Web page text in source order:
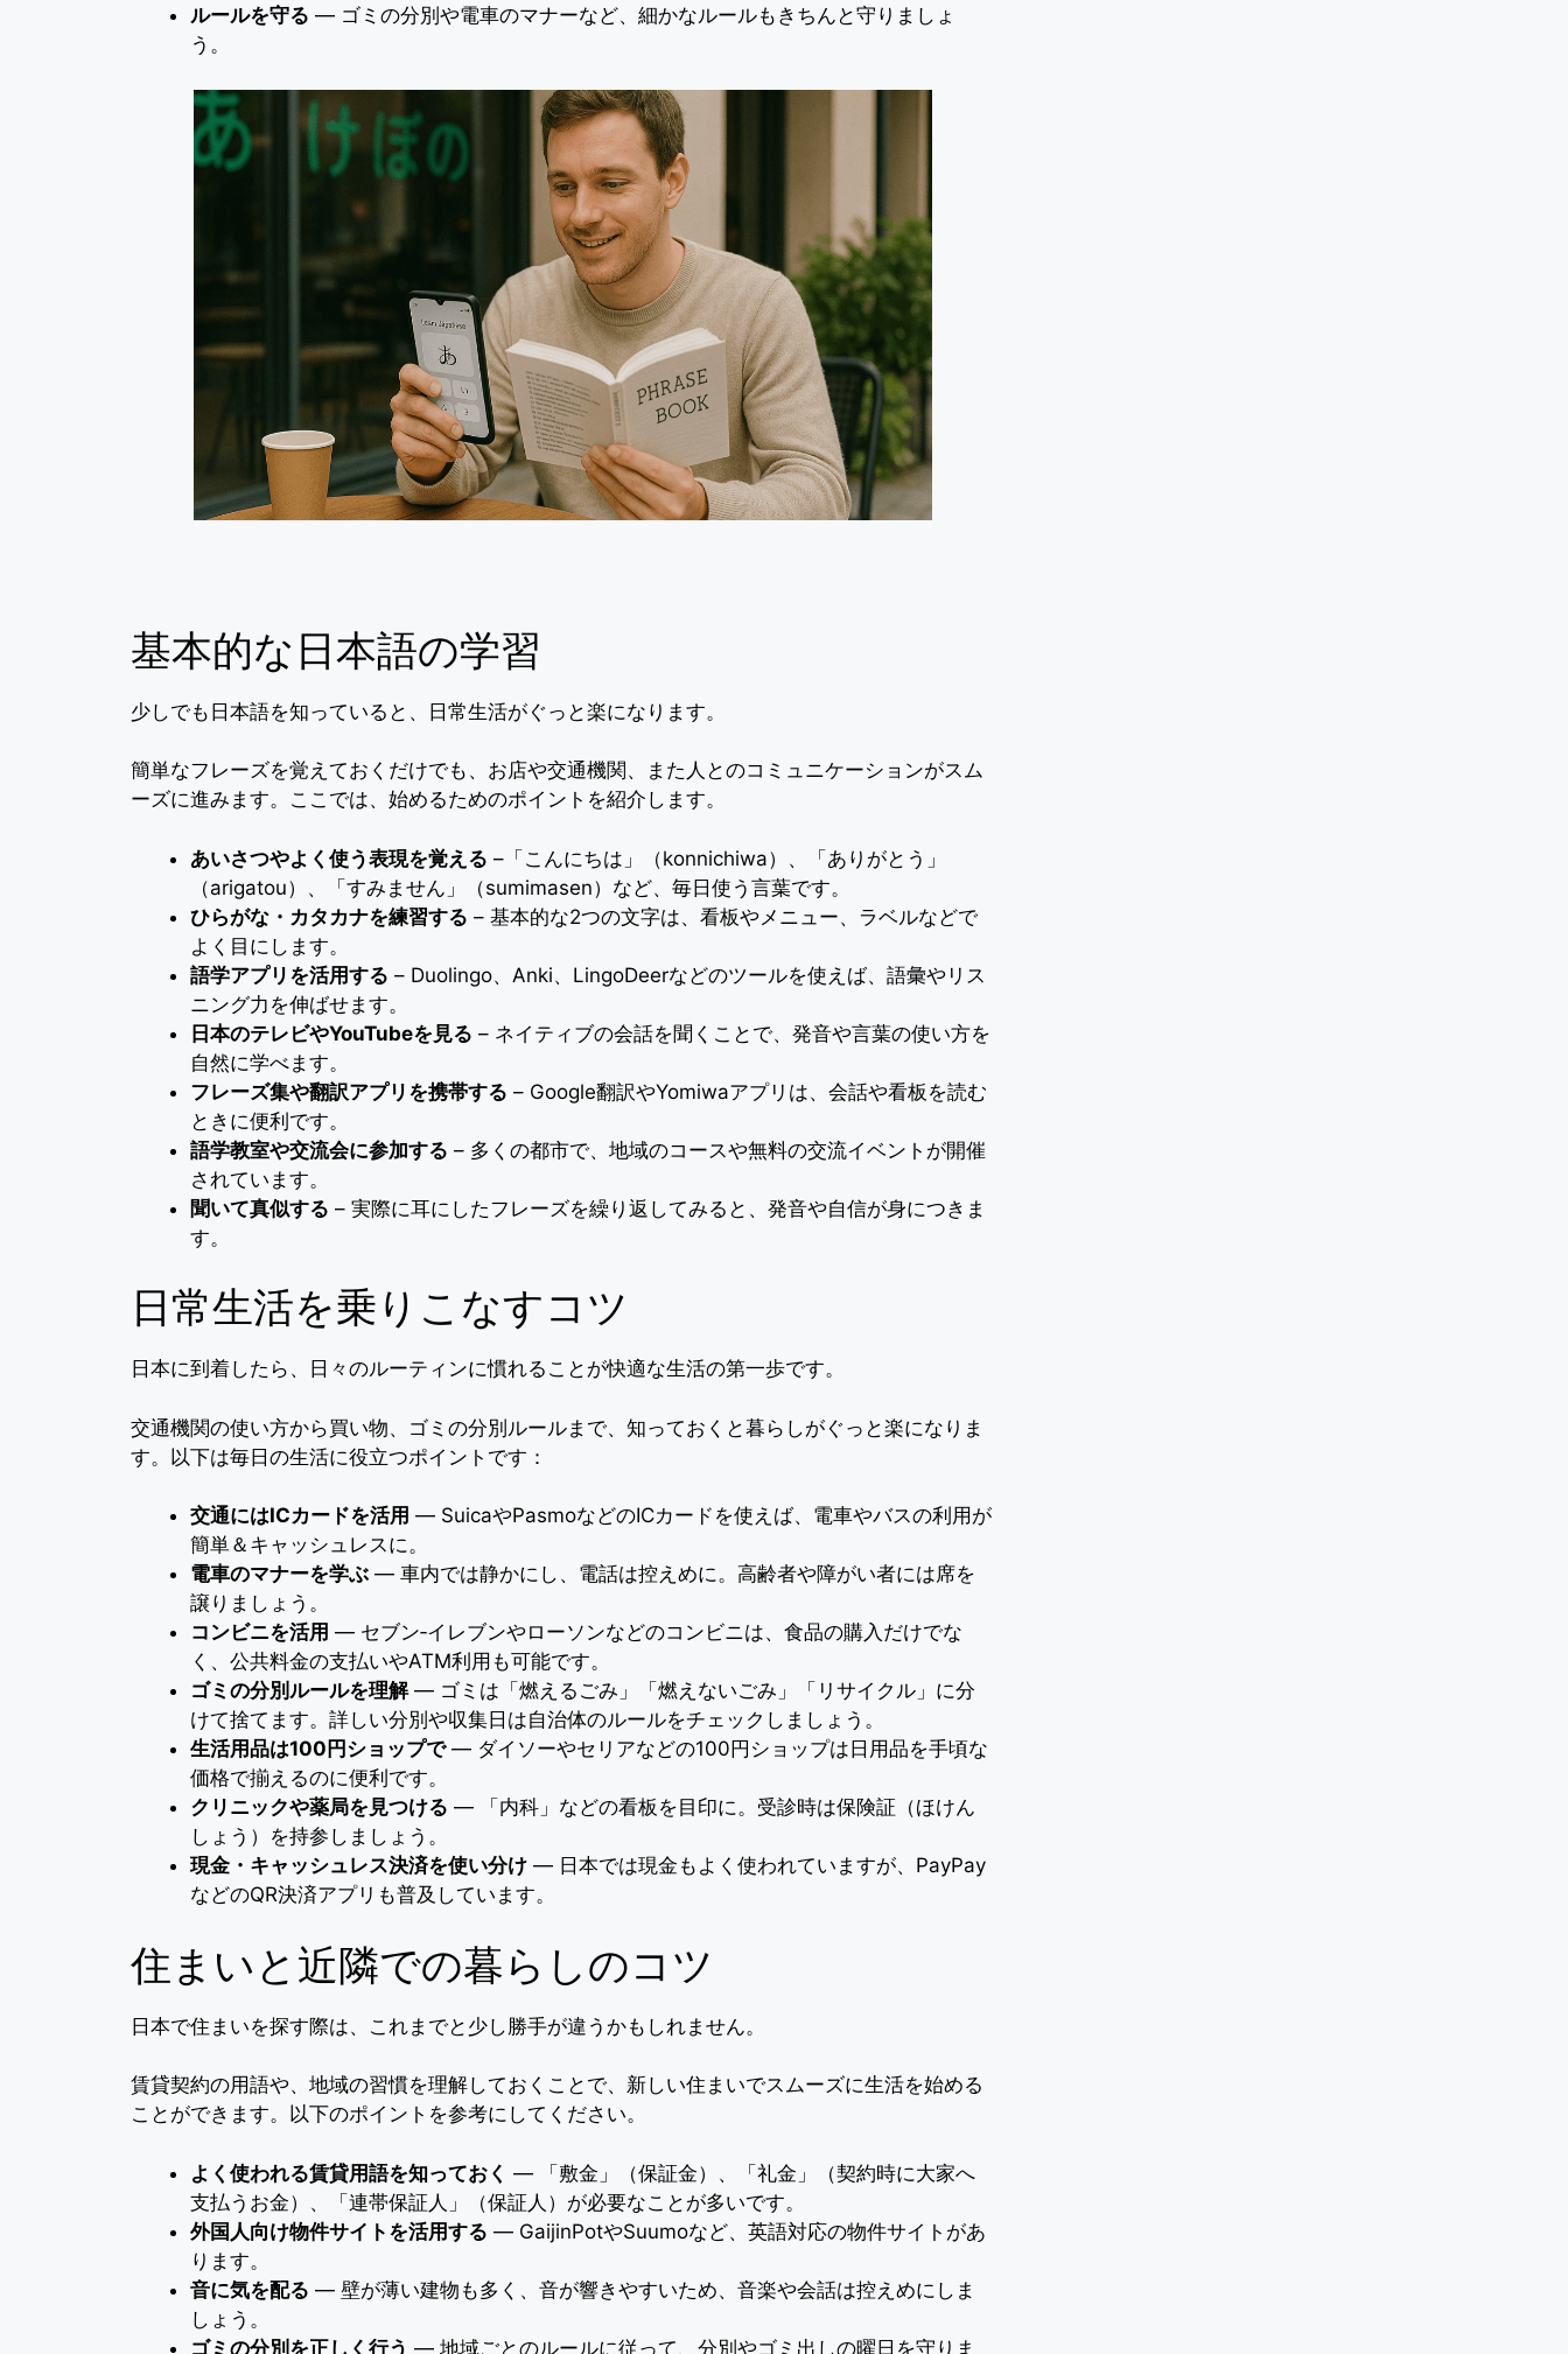
ルールを守る ― ゴミの分別や電車のマナーなど、細かなルールもきちんと守りましょ
う。
基本的な日本語の学習
少しでも日本語を知っていると、日常生活がぐっと楽になります。
簡単なフレーズを覚えておくだけでも、お店や交通機関、また人とのコミュニケーションがスム
ーズに進みます。ここでは、始めるためのポイントを紹介します。
あいさつやよく使う表現を覚える –「こんにちは」（konnichiwa）、「ありがとう」
（arigatou）、「すみません」（sumimasen）など、毎日使う言葉です。
ひらがな・カタカナを練習する – 基本的な2つの文字は、看板やメニュー、ラベルなどで
よく目にします。
語学アプリを活用する – Duolingo、Anki、LingoDeerなどのツールを使えば、語彙やリス
ニング力を伸ばせます。
日本のテレビやYouTubeを見る – ネイティブの会話を聞くことで、発音や言葉の使い方を
自然に学べます。
フレーズ集や翻訳アプリを携帯する – Google翻訳やYomiwaアプリは、会話や看板を読む
ときに便利です。
語学教室や交流会に参加する – 多くの都市で、地域のコースや無料の交流イベントが開催
されています。
聞いて真似する – 実際に耳にしたフレーズを繰り返してみると、発音や自信が身につきま
す。
日常生活を乗りこなすコツ
日本に到着したら、日々のルーティンに慣れることが快適な生活の第一歩です。
交通機関の使い方から買い物、ゴミの分別ルールまで、知っておくと暮らしがぐっと楽になりま
す。以下は毎日の生活に役立つポイントです：
交通にはICカードを活用 ― SuicaやPasmoなどのICカードを使えば、電車やバスの利用が
簡単＆キャッシュレスに。
電車のマナーを学ぶ ― 車内では静かにし、電話は控えめに。高齢者や障がい者には席を
譲りましょう。
コンビニを活用 ― セブン‐イレブンやローソンなどのコンビニは、食品の購入だけでな
く、公共料金の支払いやATM利用も可能です。
ゴミの分別ルールを理解― ゴミは「燃えるごみ」「燃えないごみ」「リサイクル」に分
けて捨てます。詳しい分別や収集日は自治体のルールをチェックしましょう。
生活用品は100円ショップで― ダイソーやセリアなどの100円ショップは日用品を手頃な
価格で揃えるのに便利です。
クリニックや薬局を見つける ― 「内科」などの看板を目印に。受診時は保険証（ほけん
しょう）を持参しましょう。
現金・キャッシュレス決済を使い分け ― 日本では現金もよく使われていますが、PayPay
などのQR決済アプリも普及しています。
住まいと近隣での暮らしのコツ
日本で住まいを探す際は、これまでと少し勝手が違うかもしれません。
賃貸契約の用語や、地域の習慣を理解しておくことで、新しい住まいでスムーズに生活を始める
ことができます。以下のポイントを参考にしてください。
よく使われる賃貸用語を知っておく ― 「敷金」（保証金）、「礼金」（契約時に大家へ
支払うお金）、「連帯保証人」（保証人）が必要なことが多いです。
外国人向け物件サイトを活用する ― GaijinPotやSuumoなど、英語対応の物件サイトがあ
ります。
音に気を配る ― 壁が薄い建物も多く、音が響きやすいため、音楽や会話は控えめにしま
しょう。
ゴミの分別を正しく行う ― 地域ごとのルールに従って、分別やゴミ出しの曜日を守りま